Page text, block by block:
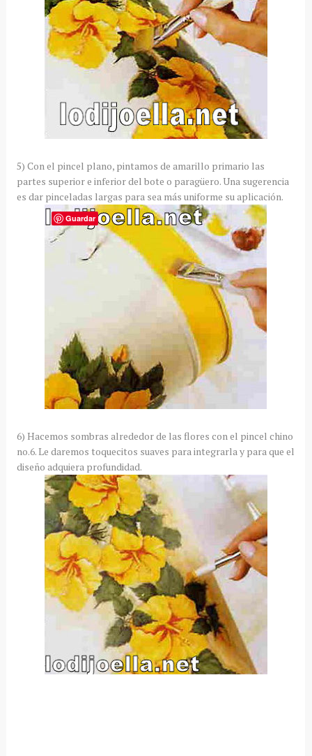
5) Con el pincel plano, pintamos de amarillo primario las
partes superior e inferior del bote o paragüero. Una sugerencia
es dar pinceladas largas para sea más uniforme su aplicación.
6) Hacemos sombras alrededor de las flores con el pincel chino
no.6. Le daremos toquecitos suaves para integrarla y para que el
diseño adquiera profundidad.
Guardar